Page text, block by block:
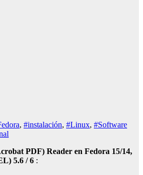
, #instalación, #Linux, #Software
PDF) Reader en Fedora 15/14,
5.6 / 6 :